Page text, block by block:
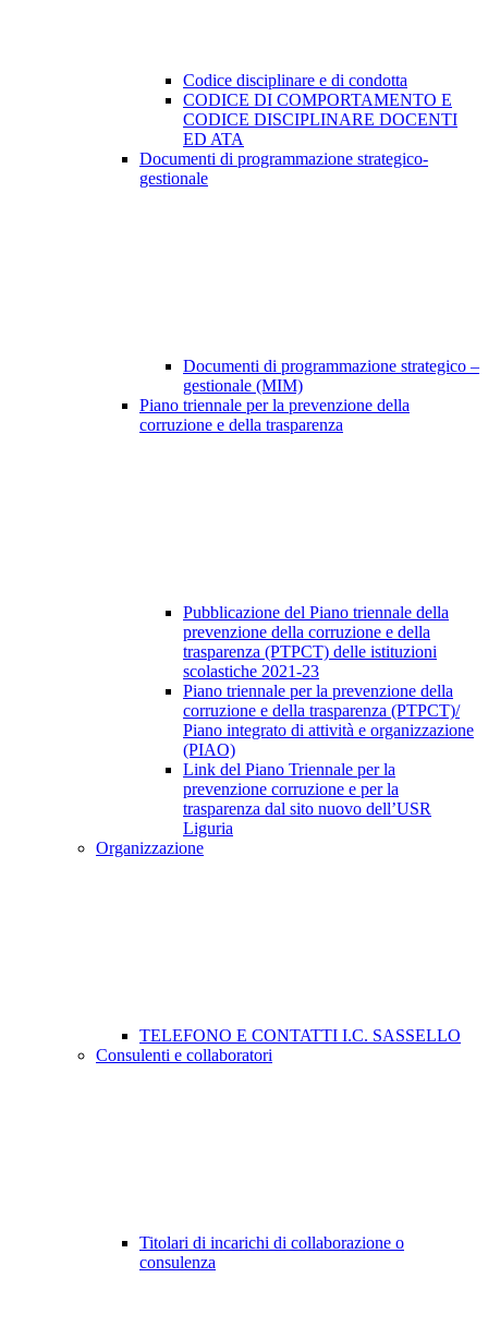
Codice disciplinare e di condotta
CODICE DI COMPORTAMENTO E
CODICE DISCIPLINARE DOCENTI
ED ATA
Documenti di programmazione strategico-
gestionale
Documenti di programmazione strategico –
gestionale (MIM)
Piano triennale per la prevenzione della
corruzione e della trasparenza
Pubblicazione del Piano triennale della
prevenzione della corruzione e della
trasparenza (PTPCT) delle istituzioni
scolastiche 2021-23
Piano triennale per la prevenzione della
corruzione e della trasparenza (PTPCT)/
Piano integrato di attività e organizzazione
(PIAO)
Link del Piano Triennale per la
prevenzione corruzione e per la
trasparenza dal sito nuovo dell’USR
Liguria
Organizzazione
TELEFONO E CONTATTI I.C. SASSELLO
Consulenti e collaboratori
Titolari di incarichi di collaborazione o
consulenza